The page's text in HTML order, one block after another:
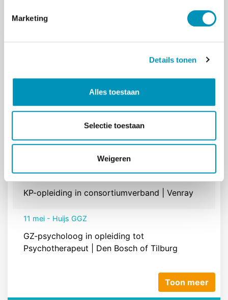
Marketing
Details tonen
Alles toestaan
Selectie toestaan
Weigeren
21 jul - Psychologiepraktijk Reeshof
GZ-psycholoog | Psychologiepraktijk Reeshof
Opleidingsplek GZ-psycholoog in opleiding tot
17 jun - VIGO Groep
KP-opleiding in consortiumverband | Venray
11 mei - Huijs GGZ
GZ-psycholoog in opleiding tot
Psychotherapeut | Den Bosch of Tilburg
Toon meer